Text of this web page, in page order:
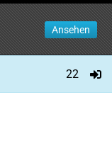
Ansehen
22